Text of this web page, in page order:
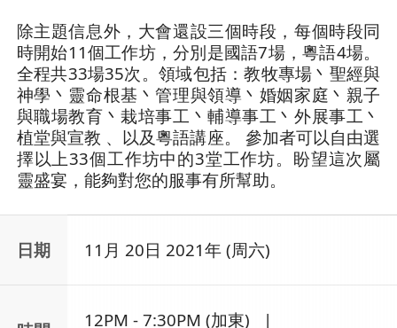
除主題信息外，大會還設三個時段，每個時段同
時開始11個工作坊，分別是國語7場，粵語4場。
全程共33場35次。領域包括：教牧專場丶聖經與
神學丶靈命根基丶管理與領導丶婚姻家庭丶親子
與職場教育丶栽培事工丶輔導事工丶外展事工丶
植堂與宣教 、以及粵語講座。 參加者可以自由選
擇以上33個工作坊中的3堂工作坊。盼望這次屬
靈盛宴，能夠對您的服事有所幫助。
日期 11月 20日 2021年 (周六)
12PM - 7:30PM (加東) |